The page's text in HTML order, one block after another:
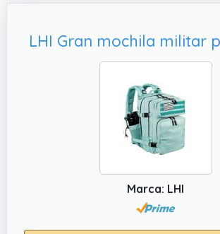
fácilmente sus necesidades de
viaje al aire libre durante 2 3 días.
Molle se puede colgar en artículos
o para colocar bolsas o equipo
también tiene 6 correas debajo
ropa de cama, carpa o cualquier
Marca: LHI